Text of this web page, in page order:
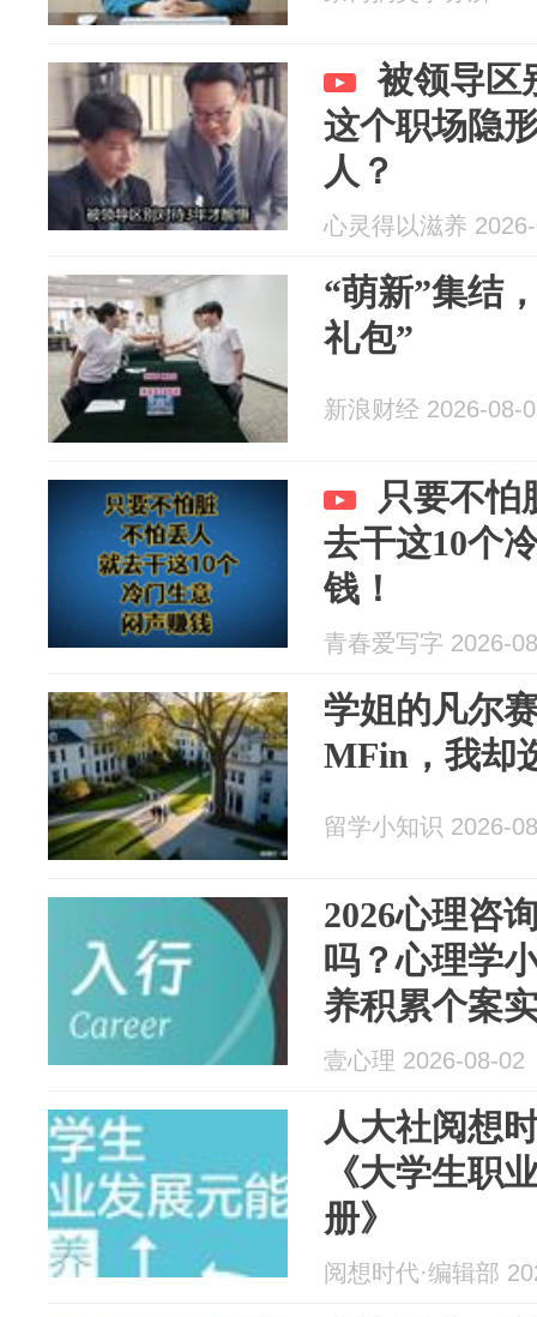
被领导区
这个职场隐
人？
心灵得以滋养
“萌新”集结
礼包”
新浪财经 2026-08-
只要不怕
去干这10个
钱！
青春爱写字 2026-
学姐的凡尔
MFin，我却
留学小知识 2026-
2026心理咨
吗？心理学
养积累个案
壹心理 2026-08-02
人大社阅想
《大学生职
册》
阅想时代·编辑部